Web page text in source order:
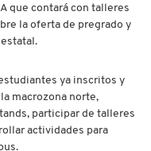
que contará con talleres
la oferta de pregrado y
ya inscritos y
macrozona norte,
participar de talleres
actividades para